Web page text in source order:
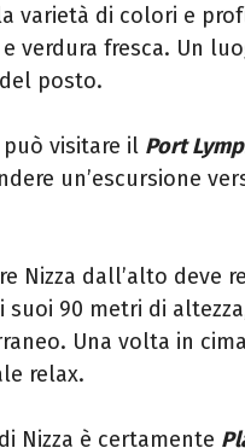
varietà di colori e
verdura fresca. Un
posto.
visitare il Port
un’escursione
Nizza dall’alto deve
suoi 90 metri di
Una volta in
relax.
Nizza è certamente